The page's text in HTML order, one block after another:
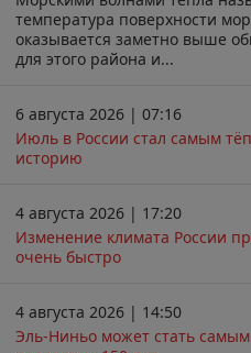
температура поверхности
оказывается заметно выше
для этого района и...
6 августа 2026 | 07:16
Июль в России стал самым
историю
4 августа 2026 | 17:20
Изменение климата России
очень быстро
4 августа 2026 | 14:50
Эль-Ниньо может стать